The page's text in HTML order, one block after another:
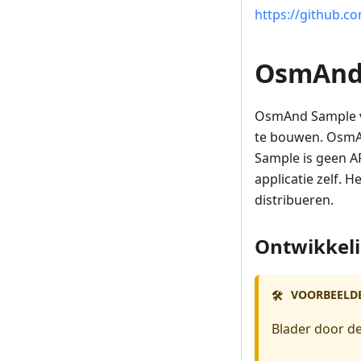
https://
OsmAnd
te bouwen.
Sample is geen
applicatie zelf.
distribueren.
🛠️
Blader door